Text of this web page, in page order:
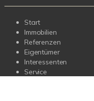
Start
Immobilien
Referenzen
Eigentümer
Interessenten
Service